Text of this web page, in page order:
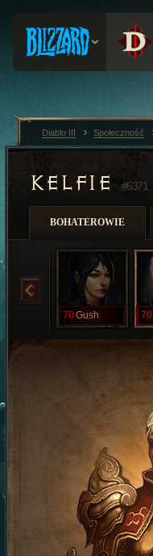
KELFIE#6371
BOHATEROWIE
70Gush 70
Diablo III Społeczność